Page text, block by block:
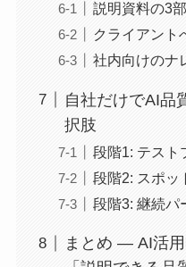
説明資料の3
クライアント
社内向けのナ
自社だけでAI品
択肢
段階1: テスト
段階2: スポッ
段階3: 継続パ
まとめ — AI活